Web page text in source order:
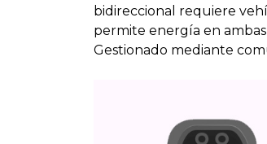
bidireccional requiere
permite energía en
Gestionado mediante